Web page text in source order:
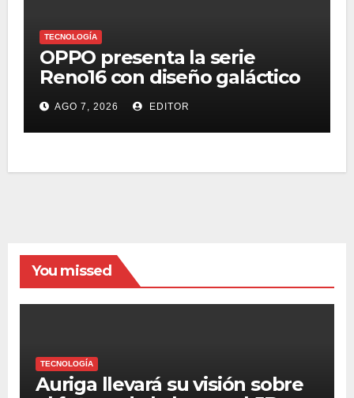
TECNOLOGÍA
OPPO presenta la serie
Reno16 con diseño galáctico
3D, zoom retrato pro 3.5x y
selfie ultra gran angular 50
MP
AGO 7, 2026 EDITOR
You missed
TECNOLOGÍA
Auriga llevará su visión sobre